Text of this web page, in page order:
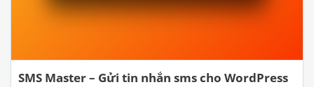
SMS Master – Gửi tin nhắn sms cho WordPress